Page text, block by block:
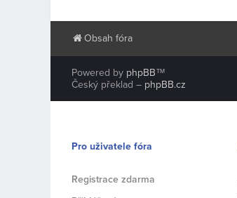
Obsah fóra
Powered by phpBB™
Český překlad – phpBB.cz
Pro uživatele fóra
Registrace zdarma